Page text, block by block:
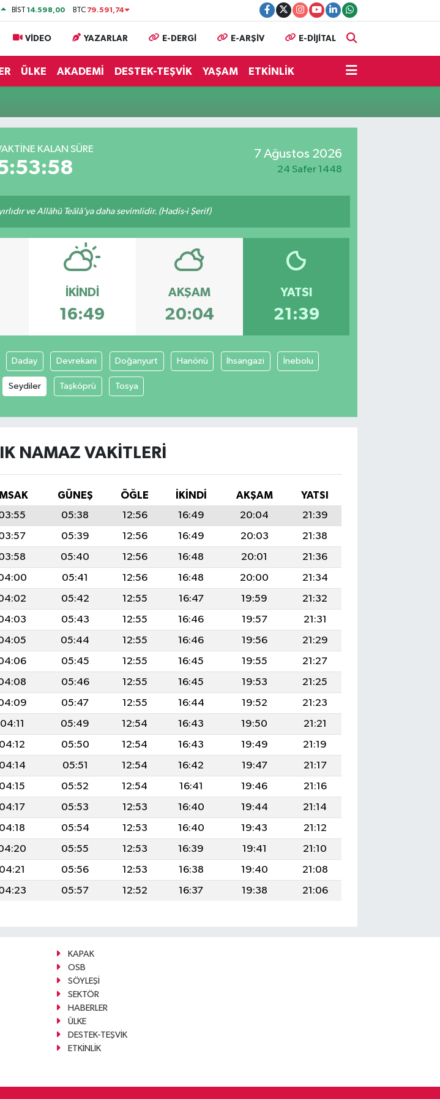
BİST14.598,00 BTC 79.591,74
VİDEO YAZARLAR E-DERGİ E-ARŞİV E-DİJİTAL
ÜLKE AKADEMİ DESTEK-TEŞVİK YAŞAM ETKİNLİK
KALAN SÜRE 7 Ağustos 2026
24 Safer 1448
ve Allâhü Teâlâ’ya daha sevimlidir. (Hadis-i Şerif)
İKINDI
16:49
AKŞAM
20:04
YATSI
21:39
Daday Devrekani Doğanyurt Hanönü İhsangazi İnebolu
Seydiler Taşköprü Tosya
NAMAZ VAKITLERI
İMSAK GÜNEŞ ÖĞLE İKINDI AKŞAM
YATSI
05:38 12:56 16:49 20:04
21:39
05:39 12:56 16:49 20:03
21:38
05:40 12:56 16:48 20:01
21:36
05:41 12:56 16:48 20:00
21:34
05:42 12:55 16:47 19:59
21:32
05:43 12:55 16:46 19:57
21:31
05:44 12:55 16:46 19:56
21:29
05:45 12:55 16:45 19:55
21:27
05:46 12:55 16:45 19:53
21:25
05:47 12:55 16:44 19:52
21:23
04:11 05:49 12:54 16:43 19:50
21:21
04:12 05:50 12:54 16:43 19:49
21:19
04:14 05:51 12:54 16:42 19:47
21:17
04:15 05:52 12:54 16:41 19:46
21:16
04:17 05:53 12:53 16:40 19:44
21:14
04:18 05:54 12:53 16:40 19:43
21:12
05:55 12:53 16:39 19:41
21:10
04:21 05:56 12:53 16:38 19:40
21:08
05:57 12:52 16:37 19:38 21:06
KAPAK
OSB
SÖYLEŞİ
SEKTÖR
HABERLER
ÜLKE
DESTEK-TEŞVİK
ETKİNLİK